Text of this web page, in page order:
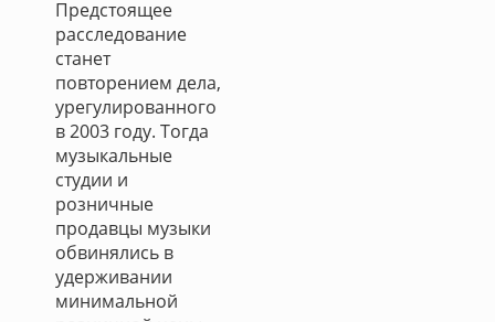
Предстоящее
расследование
станет
повторением дела,
урегулированного
в 2003 году. Тогда
музыкальные
студии и
розничные
продавцы музыки
обвинялись в
удерживании
минимальной